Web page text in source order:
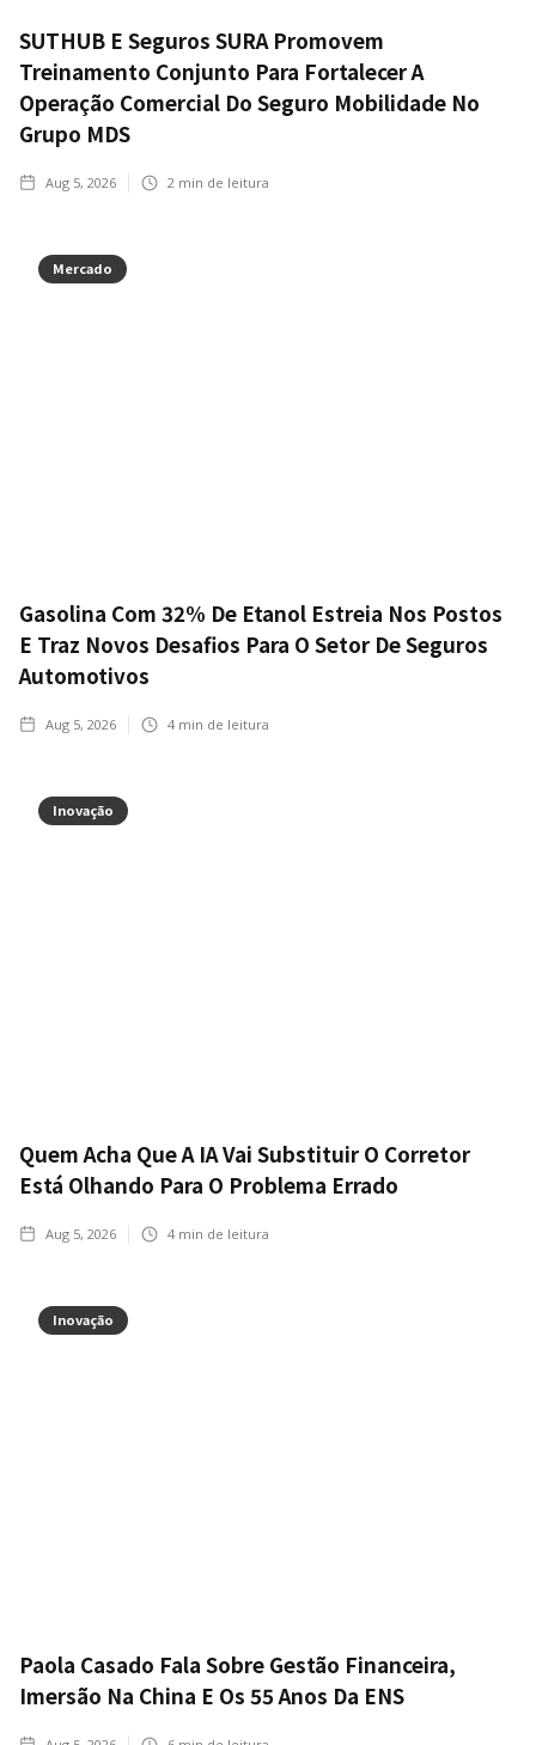
SUTHUB E Seguros SURA Promovem
Treinamento Conjunto Para Fortalecer A
Operação Comercial Do Seguro Mobilidade No
Grupo MDS
Aug 5, 2026 2 min de leitura
Mercado
Gasolina Com 32% De Etanol Estreia Nos Postos
E Traz Novos Desafios Para O Setor De Seguros
Automotivos
Aug 5, 2026 4 min de leitura
Inovação
Quem Acha Que A IA Vai Substituir O Corretor
Está Olhando Para O Problema Errado
Aug 5, 2026 4 min de leitura
Inovação
Paola Casado Fala Sobre Gestão Financeira,
Imersão Na China E Os 55 Anos Da ENS